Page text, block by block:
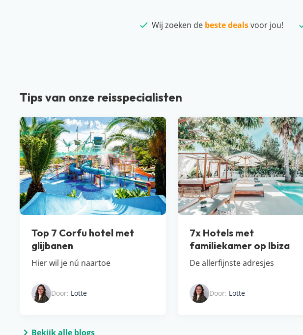
Wij zoeken de beste dealsvoor jou!
Tips van onze reisspecialisten
Top 7 Corfu hotel met
glijbanen
Hier wil je nú naartoe
Door: Lotte
7x Hotels met
familiekamer op Ibiza
De allerfijnste adresjes
Door: Lotte
Bekijk alle blogs